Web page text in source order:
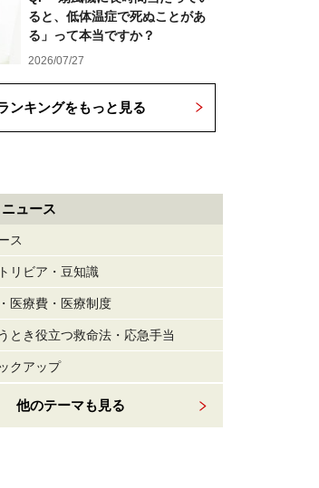
ると、低体温症で死ぬことがあ
る」って本当ですか？
2026/07/27
ンキングをもっと見る
ュース
ス
リビア・豆知識
医療費・医療制度
とき役立つ救命法・応急手当
クアップ
他のテーマも見る